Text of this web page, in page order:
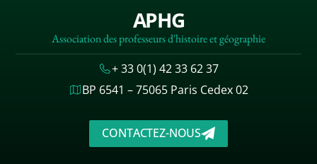
APHG
Association des professeurs d'histoire et géographie
+ 33 0(1) 42 33 62 37
BP 6541 – 75065 Paris Cedex 02
CONTACTEZ-NOUS